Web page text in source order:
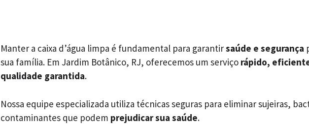
Manter a caixa d’água limpa é fundamental para garantirsaúde e segurança
sua família. Em Jardim Botânico, RJ, oferecemos um serviço rápido,
qualidade garantida.
Nossa equipe especializada utiliza técnicas seguras para eliminar sujeiras,
contaminantes que podem prejudicar sua saúde.